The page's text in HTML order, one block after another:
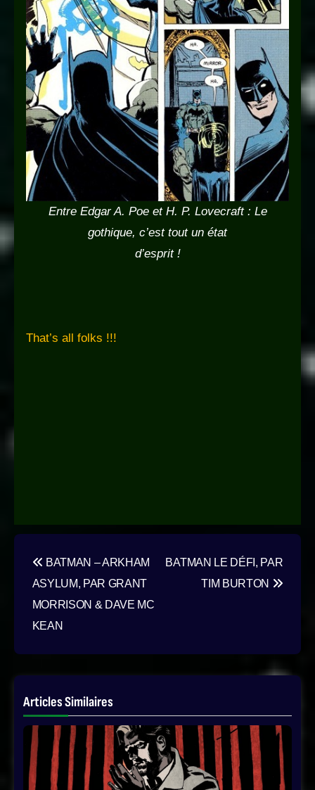
Entre Edgar A. Poe et H. P. Lovecraft : Le
gothique, c’est tout un état
d’esprit !
That’s all folks !!!
de
l’article
BATMAN – ARKHAM
ASYLUM, PAR GRANT
MORRISON & DAVE MC
KEAN
BATMAN LE DÉFI, PAR
TIM BURTON
Articles Similaires